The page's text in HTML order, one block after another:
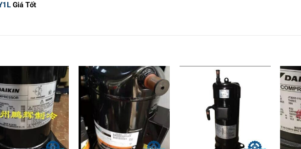
Giá Tốt